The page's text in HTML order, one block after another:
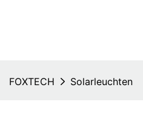
FOXTECH Solarleuchten